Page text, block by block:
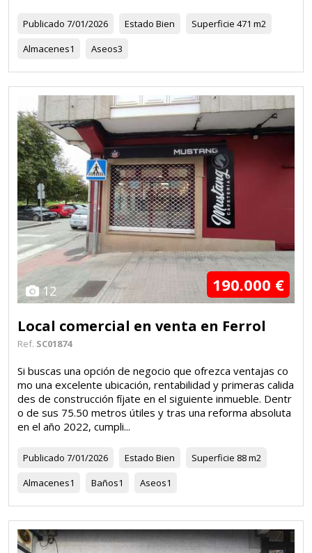
Publicado 7/01/2026 Estado Bien Superficie 471 m2
Almacenes1 Aseos3
12 190.000 €
Local comercial en venta en Ferrol
Ref. SC01874
Si buscas una opción de negocio que ofrezca ventajas co
mo una excelente ubicación, rentabilidad y primeras calida
des de construcción fíjate en el siguiente inmueble. Dentr
o de sus 75.50 metros útiles y tras una reforma absoluta
en el año 2022, cumpli...
Publicado 7/01/2026 Estado Bien Superficie 88 m2
Almacenes1 Baños1 Aseos1